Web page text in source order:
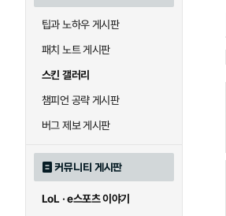
팁과 노하우 게시판
패치 노트 게시판
스킨 갤러리
챔피언 공략 게시판
버그 제보 게시판
커뮤니티 게시판
LoL · e스포츠 이야기